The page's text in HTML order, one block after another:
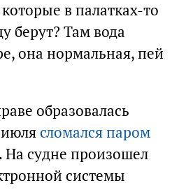
в палатках-то
берут? Там вода
она нормальная, пей
образовалась
июлясломался паром
. На судне произошел
системы